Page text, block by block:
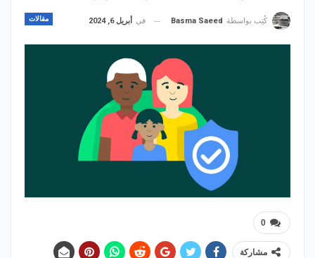
مقالات كُتِب بواسطة Basma Saeed في أبريل 6, 2024
0
مشاركة